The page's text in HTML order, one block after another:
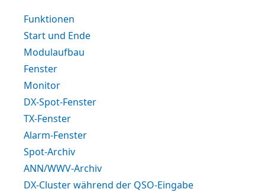
Funktionen
Start und Ende
Modulaufbau
Fenster
Monitor
DX-Spot-Fenster
TX-Fenster
Alarm-Fenster
Spot-Archiv
ANN/WWV-Archiv
DX-Cluster während der QSO-Eingabe